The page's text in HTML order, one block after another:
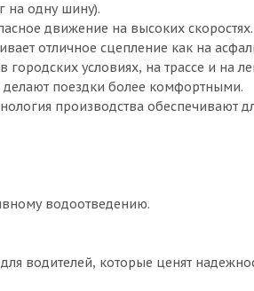
на одну шину).
движение на высоких скоростях.
отличное сцепление как на
условиях, на трассе и на
поездки более комфортными.
производства обеспечивают
водоотведению.
водителей, которые ценят